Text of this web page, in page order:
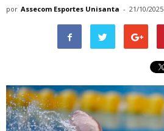
por Assecom Esportes Unisanta - 21/10/2025